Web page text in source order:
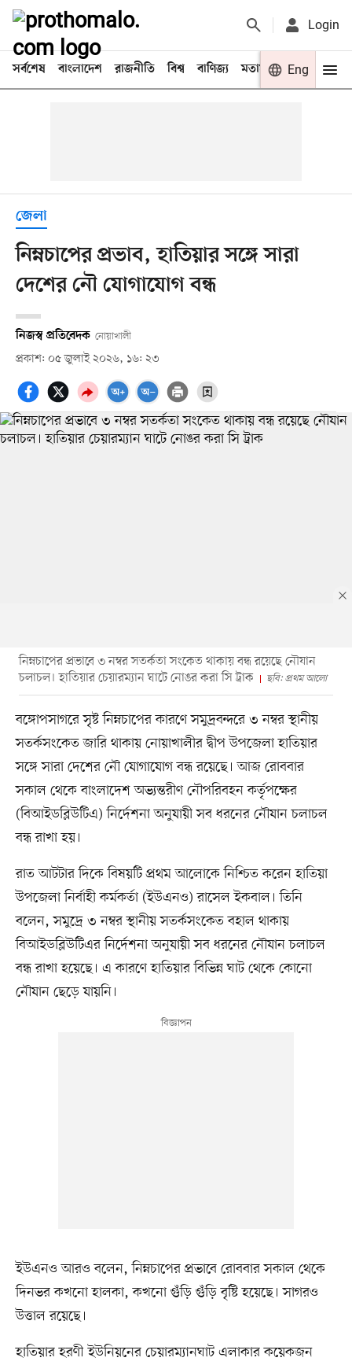
Login
সর্বশেষ বাংলাদেশ রাজনীতি বিশ্ব বাণিজ্য মতামত খেলা
Eng
জেলা
নিম্নচাপের প্রভাব, হাতিয়ার সঙ্গে সারা
দেশের নৌ যোগাযোগ বন্ধ
নিজস্ব প্রতিবেদক নোয়াখালী
প্রকাশ: ০৫ জুলাই ২০২৬, ১৬: ২৩
নিম্নচাপের প্রভাবে ৩ নম্বর সতর্কতা সংকেত থাকায় বন্ধ রয়েছে নৌযান
চলাচল। হাতিয়ার চেয়ারম্যান ঘাটে নোঙর করা সি ট্রাক
ছবি: প্রথম আলো
বঙ্গোপসাগরে সৃষ্ট নিম্নচাপের কারণে সমুদ্রবন্দরে ৩ নম্বর স্থানীয়
সতর্কসংকেত জারি থাকায় নোয়াখালীর দ্বীপ উপজেলা হাতিয়ার
সঙ্গে সারা দেশের নৌ যোগাযোগ বন্ধ রয়েছে। আজ রোববার
সকাল থেকে বাংলাদেশ অভ্যন্তরীণ নৌপরিবহন কর্তৃপক্ষের
(বিআইডব্লিউটিএ) নির্দেশনা অনুযায়ী সব ধরনের নৌযান চলাচল
বন্ধ রাখা হয়।
রাত আটটার দিকে বিষয়টি প্রথম আলোকে নিশ্চিত করেন হাতিয়া
উপজেলা নির্বাহী কর্মকর্তা (ইউএনও) রাসেল ইকবাল। তিনি
বলেন, সমুদ্রে ৩ নম্বর স্থানীয় সতর্কসংকেত বহাল থাকায়
বিআইডব্লিউটিএর নির্দেশনা অনুযায়ী সব ধরনের নৌযান চলাচল
বন্ধ রাখা হয়েছে। এ কারণে হাতিয়ার বিভিন্ন ঘাট থেকে কোনো
নৌযান ছেড়ে যায়নি।
ইউএনও আরও বলেন, নিম্নচাপের প্রভাবে রোববার সকাল থেকে
দিনভর কখনো হালকা, কখনো গুঁড়ি গুঁড়ি বৃষ্টি হয়েছে। সাগরও
উত্তাল রয়েছে।
হাতিয়ার হরণী ইউনিয়নের চেয়ারম্যানঘাট এলাকার কয়েকজন